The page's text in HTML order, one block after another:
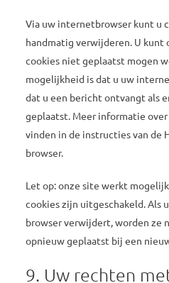
Via uw internetbrowser kunt u
handmatig verwijderen. U kunt
cookies niet geplaatst mogen
mogelijkheid is dat u uw
dat u een bericht ontvangt als
geplaatst. Meer informatie
vinden in de instructies van de
browser.
Let op: onze site werkt
cookies zijn uitgeschakeld. Als
browser verwijdert, worden ze
opnieuw geplaatst bij een
9. Uw rechten